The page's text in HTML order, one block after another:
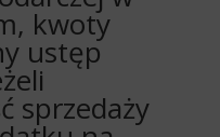
kwoty
ustęp
sprzedaży